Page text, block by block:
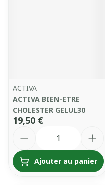
ACTIVA
ACTIVA BIEN-ETRE
CHOLESTER GELUL30
19,50 €
Ajouter au panier